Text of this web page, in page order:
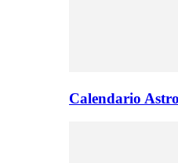
Calendario